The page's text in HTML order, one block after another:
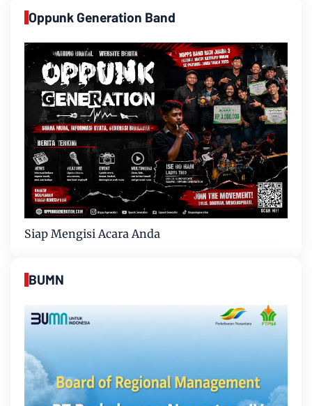
Oppunk Generation Band
Siap Mengisi Acara Anda
BUMN